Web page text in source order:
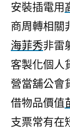
安裝插電用
商周轉相關
海菲秀非雷
客製化個人
營當舖公會
借物品價值
支票常有在